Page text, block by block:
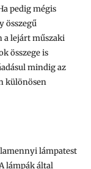
pedig mégis
összegű
a lejárt műszaki
összege is
mindig az
különösen
lámpatest
lámpák által